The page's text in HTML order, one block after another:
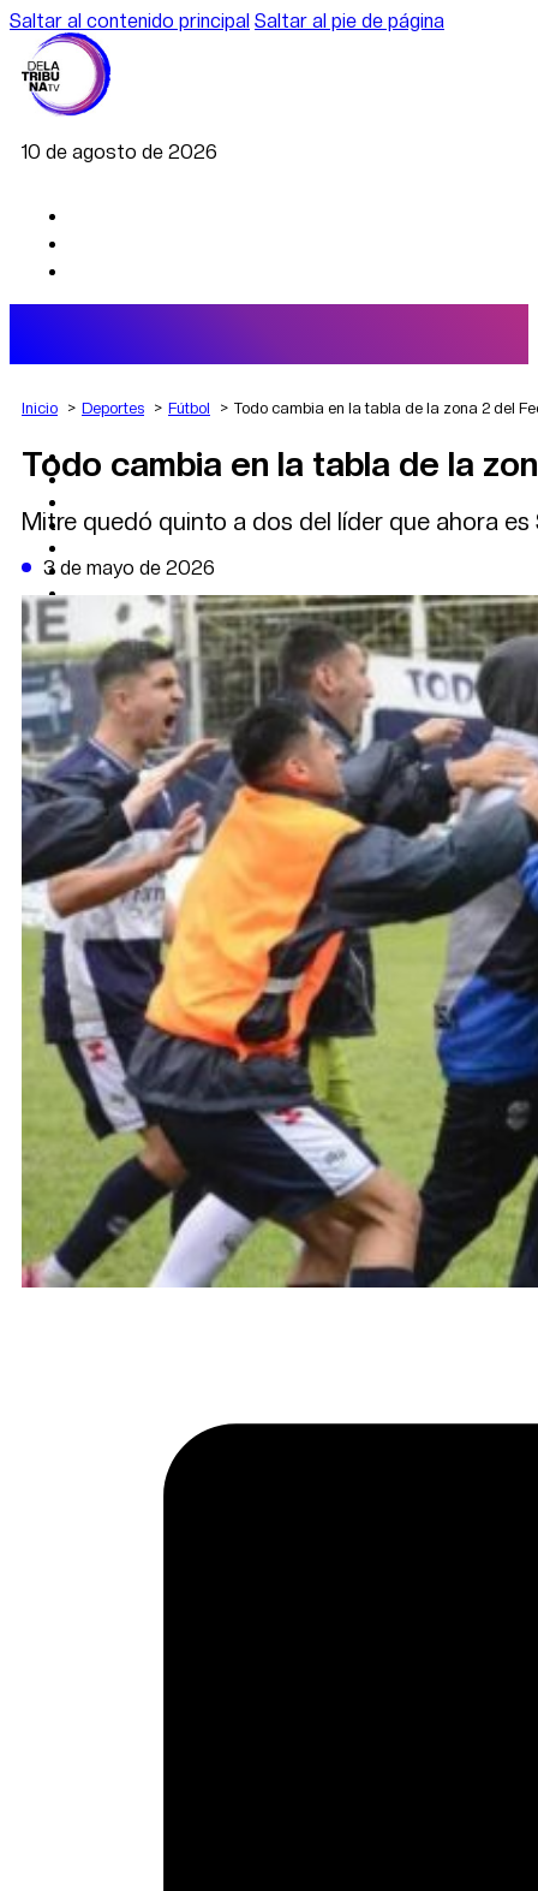
Saltar al contenido principal Saltar al pie de página
10 de agosto de 2026
AGRO
DEPORTES
POLÍTICA
DATA FIRME
DE LA TRIBUNA TV
Inicio Deportes Fútbol Todo cambia en la tabla de la zona 2 del
Todo cambia en la tabla de la
Mitre quedó quinto a dos del líder que ahora
3 de mayo de 2026